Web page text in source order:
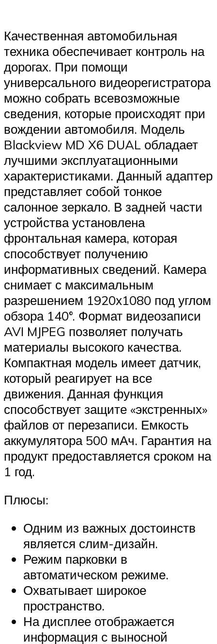
Качественная автомобильная
техника обеспечивает контроль на
дорогах. При помощи
универсального видеорегистратора
можно собрать всевозможные
сведения, которые происходят при
вождении автомобиля. Модель
Blackview MD X6 DUAL обладает
лучшими эксплуатационными
характеристиками. Данный адаптер
представляет собой тонкое
салонное зеркало. В задней части
устройства установлена
фронтальная камера, которая
способствует получению
информативных сведений. Камера
снимает с максимальным
разрешением 1920х1080 под углом
обзора 140°. Формат видеозаписи
AVI MJPEG позволяет получать
материалы высокого качества.
Компактная модель имеет датчик,
который реагирует на все
движения. Данная функция
способствует защите «экстренных»
файлов от перезаписи. Емкость
аккумулятора 500 мАч. Гарантия на
продукт предоставляется сроком на
1 год.
Плюсы:
Одним из важных достоинств
является слим-дизайн.
Режим парковки в
автоматическом режиме.
Охватывает широкое
пространство.
На дисплее отображается
информация с выносной